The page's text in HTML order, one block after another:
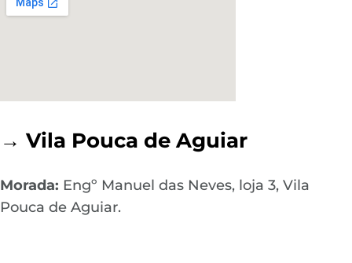
→ Vila Pouca de Aguiar
Morada: Engº Manuel das Neves, loja 3, Vila
Pouca de Aguiar.